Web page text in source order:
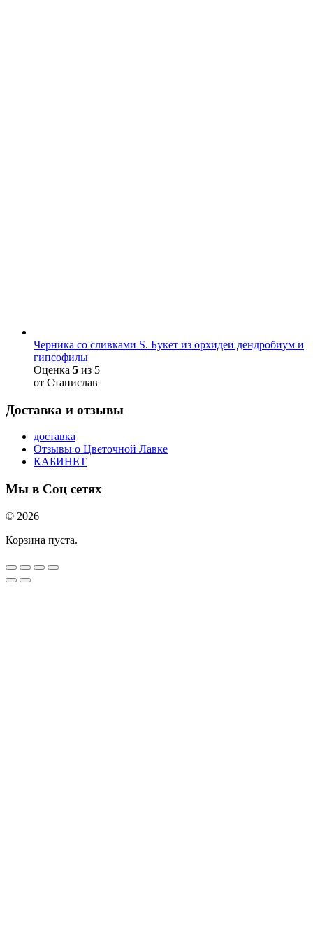
Черника со сливками S. Букет из орхидеи дендробиум и
гипсофилы
Оценка 5 из 5
от Станислав
Доставка и отзывы
доставка
Отзывы о Цветочной Лавке
КАБИНЕТ
Мы в Соц сетях
© 2026
Корзина пуста.